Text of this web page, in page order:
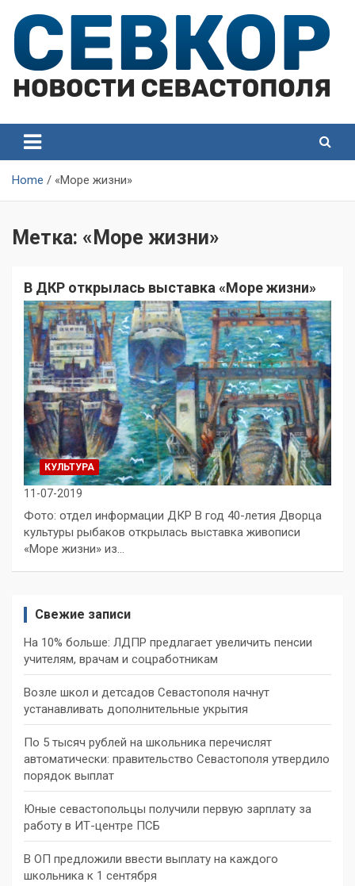
content
Севастополя
Севастополя
Home «Море жизни»
Метка: «Море жизни»
В ДКР открылась выставка «Море жизни»
КУЛЬТУРА
11-07-2019
Фото: отдел информации ДКР В год 40-летия Дворца
культуры рыбаков открылась выставка живописи
«Море жизни» из…
Свежие записи
На 10% больше: ЛДПР предлагает увеличить пенсии
учителям, врачам и соцработникам
Возле школ и детсадов Севастополя начнут
устанавливать дополнительные укрытия
По 5 тысяч рублей на школьника перечислят
автоматически: правительство Севастополя утвердило
порядок выплат
Юные севастопольцы получили первую зарплату за
работу в ИТ-центре ПСБ
В ОП предложили ввести выплату на каждого
школьника к 1 сентября